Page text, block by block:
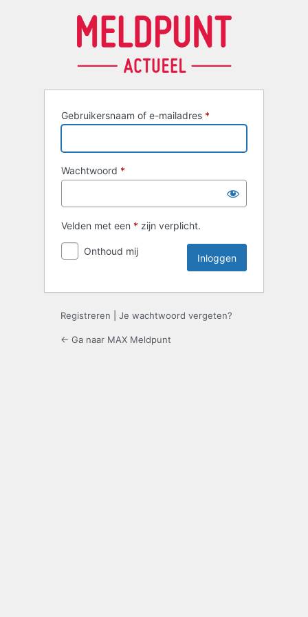
Gebruikersnaam of e-mailadres *
Wachtwoord *
Velden met een * zijn verplicht.
Onthoud mij
Registreren Je wachtwoord vergeten?
← Ga naar MAX Meldpunt